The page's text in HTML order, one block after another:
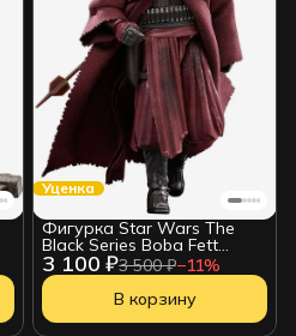
Уценка
3 100 ₽3 500 ₽−11%
Фигурка Star Wars The
Black Series Boba Fett
F55465L2 УЦЕНКА
В корзину